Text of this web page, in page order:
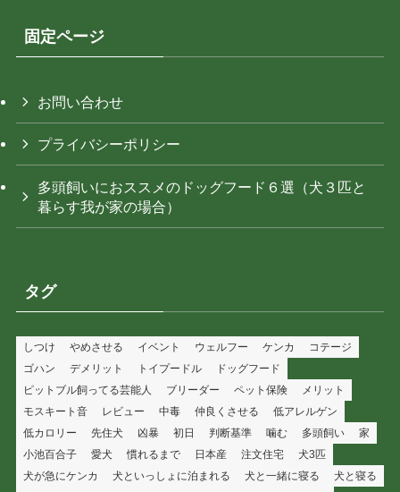
固定ページ
お問い合わせ
プライバシーポリシー
多頭飼いにおススメのドッグフード６選（犬３匹と
暮らす我が家の場合）
タグ
しつけ やめさせる イベント ウェルフー ケンカ
コテージ
ゴハン
デメリット トイプードル
ドッグフード
ピットブル飼ってる芸能人
ブリーダー ペット保険
メリット
モスキート音
レビュー 中毒 仲良くさせる
低アレルゲン
低カロリー
先住犬 凶暴 初日 判断基準 噛む 多頭飼い
家
小池百合子
愛犬 慣れるまで 日本産 注文住宅
犬3匹
犬が急にケンカ
犬といっしょに泊まれる 犬と一緒に寝る
犬と寝る